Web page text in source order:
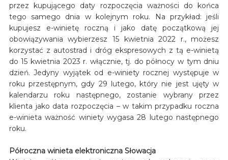
przez kupującego daty rozpoczęcia ważności do końca
tego samego dnia w kolejnym roku. Na przykład: jeśli
kupujesz e-winietę roczną i jako datę początkową jej
obowiązywania wybierzesz 15 kwietnia 2022 r., możesz
korzystać z autostrad i dróg ekspresowych z tą e-winietą
do 15 kwietnia 2023 r. włącznie, tj. do północy w tym dniu
dzień. Jedyny wyjątek od e-winiety rocznej występuje w
roku przestępnym, gdy 29 lutego, który nie jest ujęty w
kalendarzu roku następnego, zostanie wybrany przez
klienta jako data rozpoczęcia – w takim przypadku roczna
e-winieta ważność winiety wygasa 28 lutego następnego
roku.
Półroczna winieta elektroniczna Słowacja